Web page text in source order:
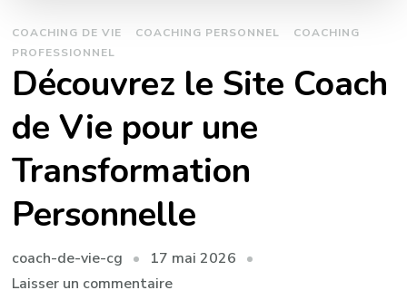
COACHING DE VIE COACHING PERSONNEL
COACHING
PROFESSIONNEL
Découvrez le Site Coach
de Vie pour une
Transformation
Personnelle
coach-de-vie-cg
17 mai 2026
Laisser un commentairesur